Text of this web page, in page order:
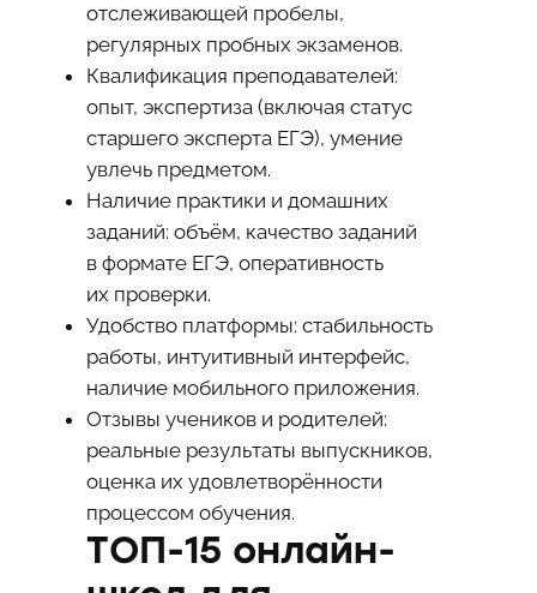
отслеживающей пробелы,
регулярных пробных экзаменов.
Квалификация преподавателей:
опыт, экспертиза (включая статус
старшего эксперта ЕГЭ), умение
увлечь предметом.
Наличие практики и домашних
заданий: объём, качество заданий
в формате ЕГЭ, оперативность
их проверки.
Удобство платформы: стабильность
работы, интуитивный интерфейс,
наличие мобильного приложения.
Отзывы учеников и родителей:
реальные результаты выпускников,
оценка их удовлетворённости
процессом обучения.
ТОП-15 онлайн-